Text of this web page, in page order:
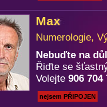
Max
Numerologie,
Nebuďte na
Řiďte se
Volejte 906 704
nejsem PŘIPOJEN